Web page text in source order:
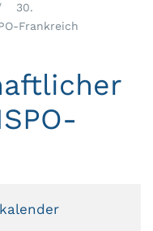
30.
Frankreich